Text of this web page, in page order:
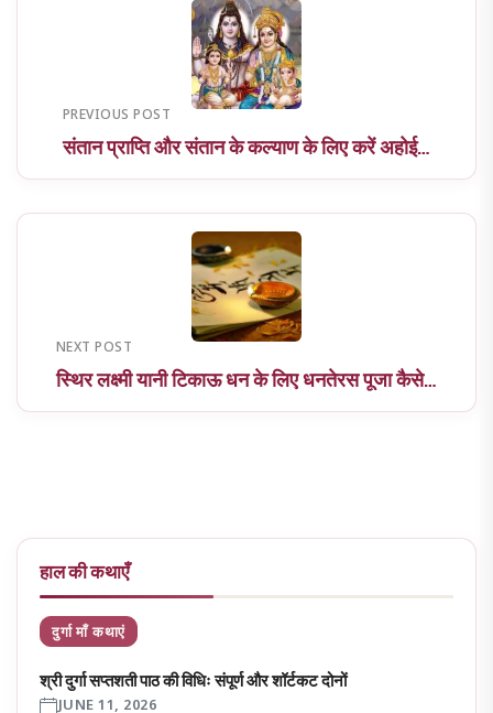
PREVIOUS POST
संतान प्राप्ति और संतान के कल्याण के लिए करें अहोई…
NEXT POST
स्थिर लक्ष्मी यानी टिकाऊ धन के लिए धनतेरस पूजा कैसे…
हाल की कथाएँ
दुर्गा माँ कथाएं
श्री दुर्गा सप्तशती पाठ की विधिः संपूर्ण और शॉर्टकट दोनों
JUNE 11, 2026